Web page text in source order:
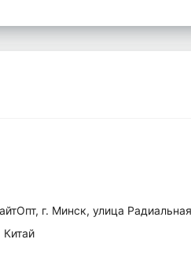
г. Минск, улица
Китай